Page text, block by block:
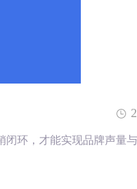
环，才能实现品牌声量